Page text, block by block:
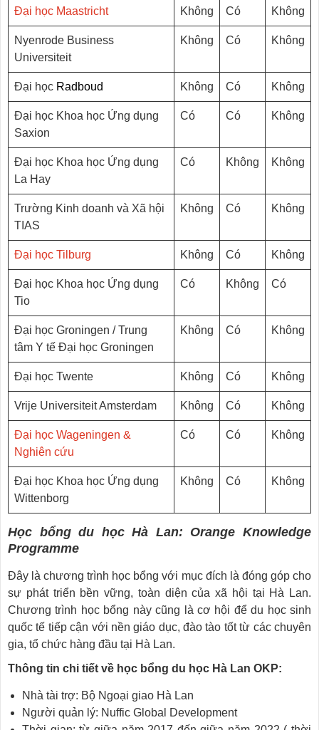
Đại học Maastricht Không Có Không
Nyenrode Business
Universiteit
Không Có Không
Đại học Radboud Không Có Không
Đại học Khoa học Ứng dụng
Saxion
Có Có Không
Đại học Khoa học Ứng dụng
La Hay
Có Không Không
Trường Kinh doanh và Xã hội
TIAS
Không Có Không
Đại học Tilburg Không Có Không
Đại học Khoa học Ứng dụng
Tio
Có Không Có
Đại học Groningen / Trung
tâm Y tế Đại học Groningen
Không Có Không
Đại học Twente Không Có Không
Vrije Universiteit Amsterdam Không Có Không
Đại học Wageningen &
Nghiên cứu
Có Có Không
Đại học Khoa học Ứng dụng
Wittenborg
Không Có Không
Học bổng du học Hà Lan: Orange Knowledge
Programme
Đây là chương trình học bổng với mục đích là đóng góp cho
sự phát triển bền vững, toàn diện của xã hội tại Hà Lan.
Chương trình học bổng này cũng là cơ hội để du học sinh
quốc tế tiếp cận với nền giáo dục, đào tào tốt từ các chuyên
gia, tổ chức hàng đầu tại Hà Lan.
Thông tin chi tiết về học bổng du học Hà Lan OKP:
Nhà tài trợ: Bộ Ngoại giao Hà Lan
Người quản lý: Nuffic Global Development